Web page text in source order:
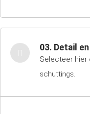
03. Detail
Selecteer hier
schuttings.